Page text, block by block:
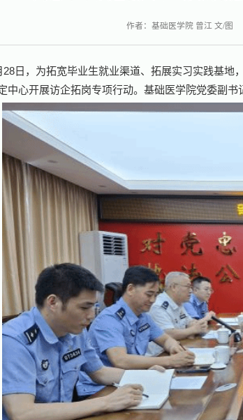
作者：基础医学院 曾江 文/图
28日，为拓宽毕业生就业渠道、拓展实习实践基地
中心开展访企拓岗专项行动。基础医学院党委副